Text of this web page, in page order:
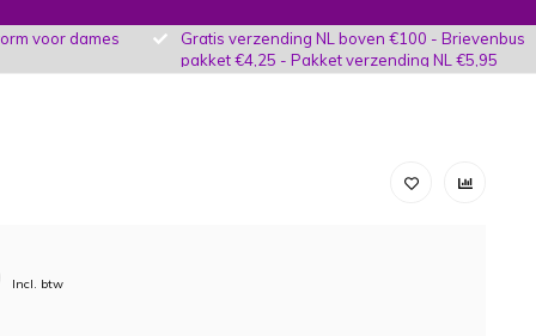
voor dames
Gratis verzending NL boven €100 - Brievenbus
pakket €4,25 - Pakket verzending NL €5,95
Incl. btw